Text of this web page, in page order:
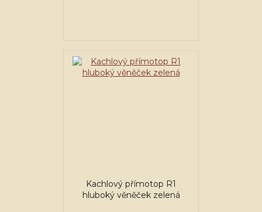
Kachlový přímotop R1
hluboký věněček zelená